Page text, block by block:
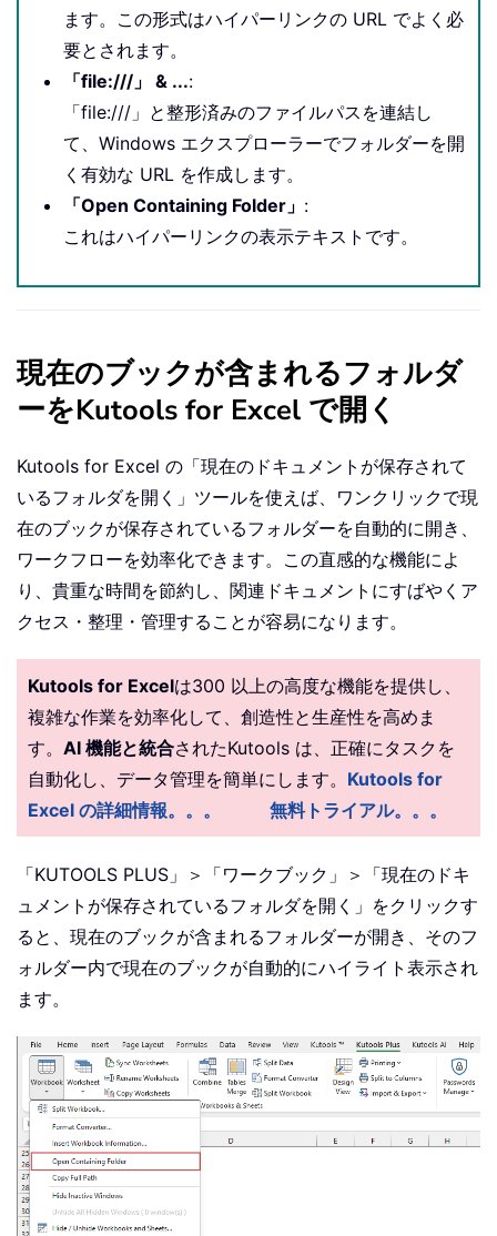
ます。この形式はハイパーリンクの URL でよく必
要とされます。
「file:///」 & ...:
「file:///」と整形済みのファイルパスを連結し
て、Windows エクスプローラーでフォルダーを開
く有効な URL を作成します。
「Open Containing Folder」 :
これはハイパーリンクの表示テキストです。
現在のブックが含まれるフォルダ
ーをKutools for Excel で開く
Kutools for Excel の「現在のドキュメントが保存されて
いるフォルダを開く」ツールを使えば、ワンクリックで現
在のブックが保存されているフォルダーを自動的に開き、
ワークフローを効率化できます。この直感的な機能によ
り、貴重な時間を節約し、関連ドキュメントにすばやくア
クセス・整理・管理することが容易になります。
Kutools for Excelは300 以上の高度な機能を提供し、
複雑な作業を効率化して、創造性と生産性を高めま
す。 AI 機能と統合されたKutools は、正確にタスクを
自動化し、データ管理を簡単にします。 Kutools for
Excel の詳細情報。。。
無料トライアル。。。
「KUTOOLS PLUS」＞「ワークブック」＞「現在のドキ
ュメントが保存されているフォルダを開く」をクリックす
ると、現在のブックが含まれるフォルダーが開き、そのフ
ォルダー内で現在のブックが自動的にハイライト表示され
ます。